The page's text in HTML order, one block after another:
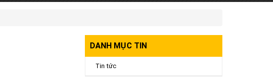
DANH MỤC TIN
Tin tức